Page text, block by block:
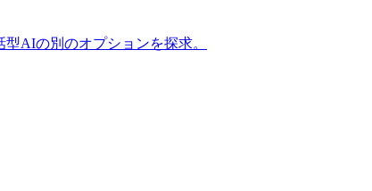
AIの別のオプションを探求。